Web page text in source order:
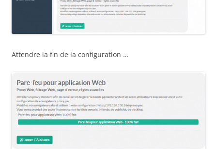
Attendre la fin de la configuration …